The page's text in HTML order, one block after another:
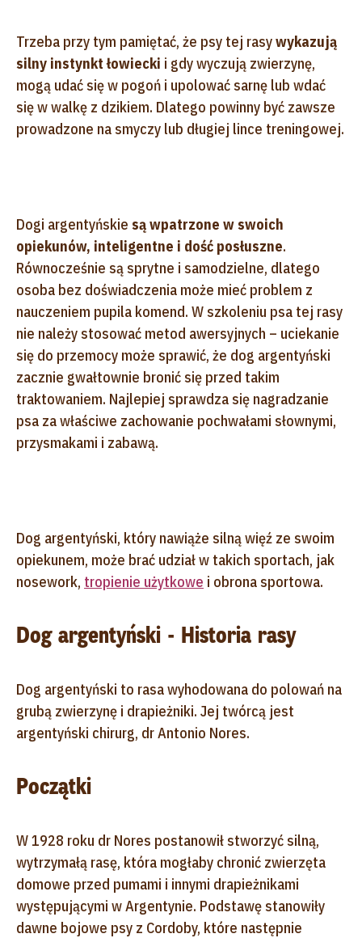
Trzeba przy tym pamiętać, że psy tej rasywykazują
silny instynkt łowiecki i gdy wyczują zwierzynę,
mogą udać się w pogoń i upolować sarnę lub wdać
się w walkę z dzikiem. Dlatego powinny być zawsze
prowadzone na smyczy lub długiej lince treningowej.
Dogi argentyńskie są wpatrzone w swoich
opiekunów, inteligentne i dość posłuszne.
Równocześnie są sprytne i samodzielne, dlatego
osoba bez doświadczenia może mieć problem z
nauczeniem pupila komend. W szkoleniu psa tej rasy
nie należy stosować metod awersyjnych – uciekanie
się do przemocy może sprawić, że dog argentyński
zacznie gwałtownie bronić się przed takim
traktowaniem. Najlepiej sprawdza się nagradzanie
psa za właściwe zachowanie pochwałami słownymi,
przysmakami i zabawą.
Dog argentyński, który nawiąże silną więź ze swoim
opiekunem, może brać udział w takich sportach, jak
nosework, tropienie użytkowe i obrona sportowa.
Dog argentyński - Historia rasy
Dog argentyński to rasa wyhodowana do polowań na
grubą zwierzynę i drapieżniki. Jej twórcą jest
argentyński chirurg, dr Antonio Nores.
Początki
W 1928 roku dr Nores postanowił stworzyć silną,
wytrzymałą rasę, która mogłaby chronić zwierzęta
domowe przed pumami i innymi drapieżnikami
występującymi w Argentynie. Podstawę stanowiły
dawne bojowe psy z Cordoby, które następnie